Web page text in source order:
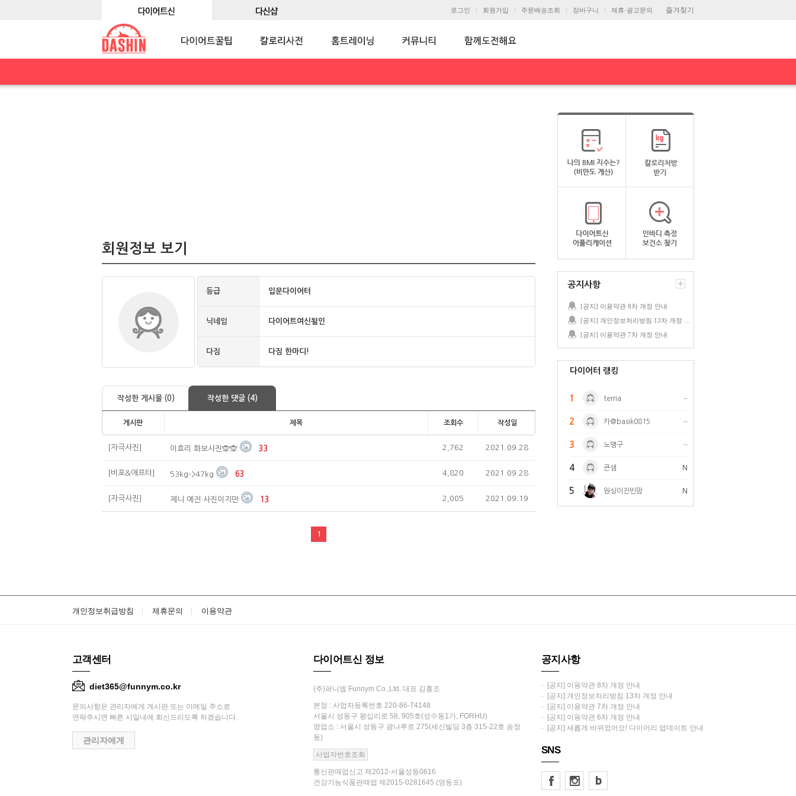
즐겨찾기
로그인 회원가입 주문배송조회 장바구니 제휴·광고문의
회원정보 보기
등급 입문다이어터
닉네임 다이어트여신될인
다짐 다짐 한마디!
작성한 게시물 (0) 작성한 댓글 (4)
게시판 제목 조회수 작성일
[자극사진] 이효리 화보사진🙊🙊 33 2,762 2021.09.28
[비포&애프터] 53kg->47kg 63 4,820 2021.09.28
[자극사진] 제니 예전 사진이지만 13 2,005 2021.09.19
1
공지사항
[공지] 이용약관 8차 개정 안내
[공지] 이용약관 7차 개정 안내
다이어터 랭킹
1 terria
2 카@basik0815
3 노맹구
4 큰샘 N
5 원싱이진빈맘 N
개인정보취급방침 제휴문의 이용약관
고객센터
diet365@funnym.co.kr
문의사항은 관리자에게 게시판 또는 이메일 주소로
연락주시면 빠른 시일내에 회신드리도록 하겠습니다.
관리자에게
다이어트신 정보
(주)퍼니엠 Funnym Co.,Ltd. 대표 김흥조
본점 : 사업자등록번호 220-86-74148
서울시 성동구 왕십리로 58, 905호(성수동1가, FORHU)
영업소 : 서울시 성동구 광나루로 275(세신빌딩 3층 315-22호 송정
동)
사업자번호조회
통신판매업신고 제2012-서울성동0616
건강기능식품판매업 제2015-0281645 (영등포)
공지사항
· [공지] 이용약관 8차 개정 안내
· [공지] 개인정보처리방침 13차 개정 안내
· [공지] 이용약관 7차 개정 안내
· [공지] 이용약관 6차 개정 안내
· [공지] 새롭게 바뀌었어요! 다이어리 업데이트 안내
SNS